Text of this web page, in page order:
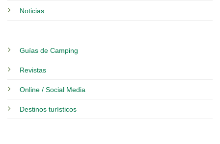
Noticias
Guías de Camping
Revistas
Online / Social Media
Destinos turísticos